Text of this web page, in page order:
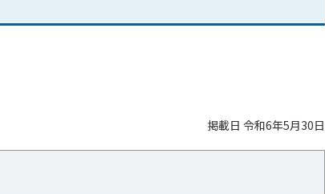
掲載日 令和6年5月30日